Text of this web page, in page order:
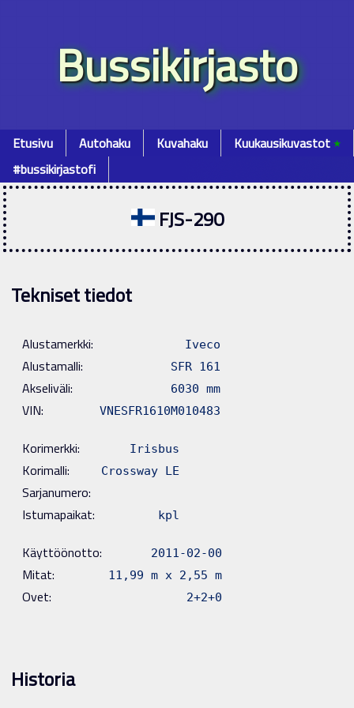
Bussikirjasto
Etusivu Autohaku Kuvahaku Kuukausikuvastot٭
#bussikirjastofi
FJS-290
Tekniset tiedot
Alustamerkki: Iveco
Alustamalli: SFR 161
Akseliväli: 6030 mm
VIN: VNESFR1610M010483
Korimerkki: Irisbus
Korimalli: Crossway LE
Sarjanumero:
Istumapaikat:
kpl
Käyttöönotto: 2011-02-00
Mitat: 11,99 m x 2,55 m
Ovet: 2+2+0
Historia